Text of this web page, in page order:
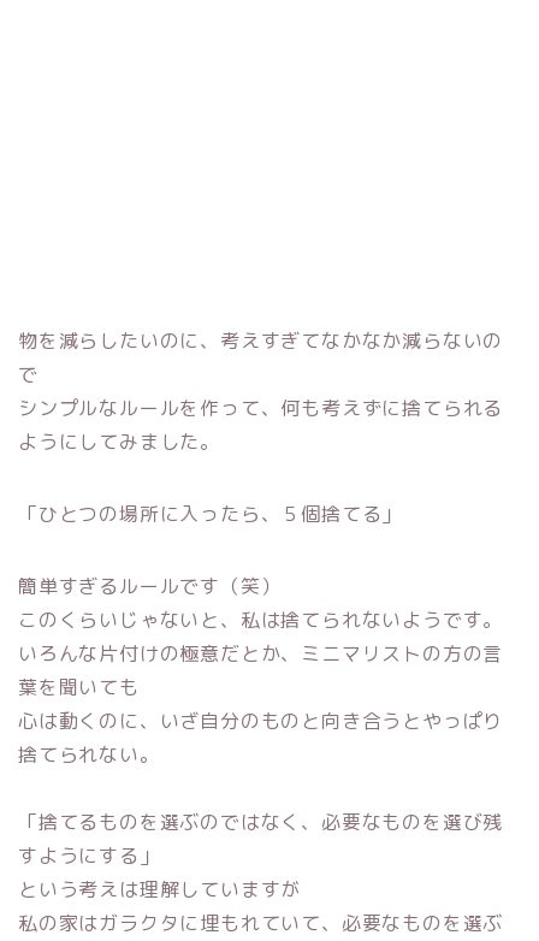
物を減らしたいのに、考えすぎてなかなか減らないの
で
シンプルなルールを作って、何も考えずに捨てられる
ようにしてみました。
「ひとつの場所に入ったら、５個捨てる」
簡単すぎるルールです（笑）
このくらいじゃないと、私は捨てられないようです。
いろんな片付けの極意だとか、ミニマリストの方の言
葉を聞いても
心は動くのに、いざ自分のものと向き合うとやっぱり
捨てられない。
「捨てるものを選ぶのではなく、必要なものを選び残
すようにする」
という考えは理解していますが
私の家はガラクタに埋もれていて、必要なものを選ぶ